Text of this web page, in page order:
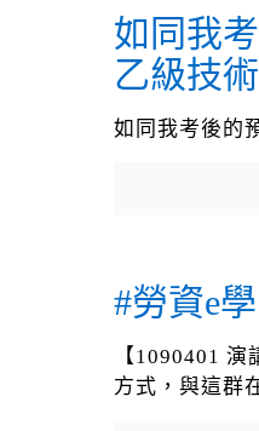
如同我
乙級技
如同我考後的
#勞資e
【1090401
方式，與這群